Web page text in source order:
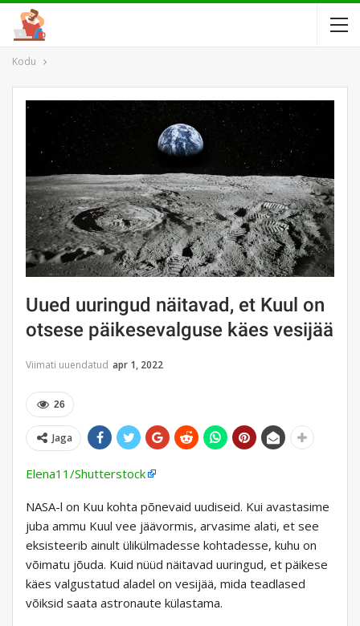
Kodu
Uued uuringud näitavad, et Kuul on
otsese päikesevalguse käes vesijää
Viimati uuendatud apr 1, 2022
26
Jaga
Elena11/Shutterstock
NASA-l on Kuu kohta põnevaid uudiseid. Kui avastasime
juba ammu Kuul vee jäävormis, arvasime alati, et see
eksisteerib ainult ülikülmadesse kohtadesse, kuhu on
võimatu jõuda. Kuid nüüd näitavad uuringud, et päikese
käes valgustatud aladel on vesijää, mida teadlased
võiksid saata astronaute külastama.